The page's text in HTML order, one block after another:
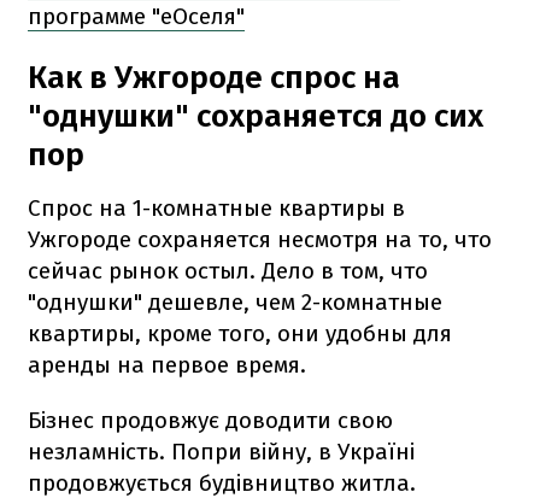
программе "еОселя"
Как в Ужгороде спрос на
"однушки" сохраняется до сих
пор
Спрос на 1-комнатные квартиры в
Ужгороде сохраняется несмотря на то, что
сейчас рынок остыл. Дело в том, что
"однушки" дешевле, чем 2-комнатные
квартиры, кроме того, они удобны для
аренды на первое время.
Бізнес продовжує доводити свою
незламність. Попри війну, в Україні
продовжується будівництво житла.